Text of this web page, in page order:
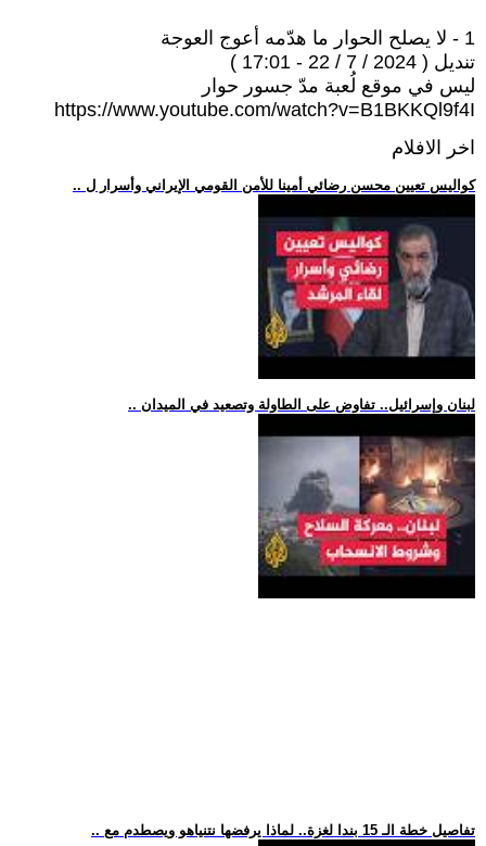
1 - لا يصلح الحوار ما هدّمه أعوج العوجة
تنديل ( 2024 / 7 / 22 - 17:01 )
ليس في موقع لُعبة مدّ جسور حوار
https://www.youtube.com/watch?v=B1BKKQl9f4I
اخر الافلام
.. كواليس تعيين محسن رضائي أمينا للأمن القومي الإيراني وأسرار ل
.. لبنان وإسرائيل.. تفاوض على الطاولة وتصعيد في الميدان
.. تفاصيل خطة الـ 15 بندا لغزة.. لماذا يرفضها نتنياهو ويصطدم مع